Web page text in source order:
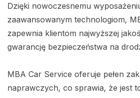
Dzięki nowoczesnemu
zaawansowanym technologiom,
zapewnia klientom najwyższej
gwarancję bezpieczeństwa na
MBA Car Service oferuje pełen
naprawczych, co sprawia, że jest